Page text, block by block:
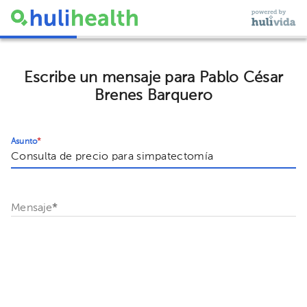
Escribe un mensaje para Pablo César
Brenes Barquero
Asunto*
Mensaje*